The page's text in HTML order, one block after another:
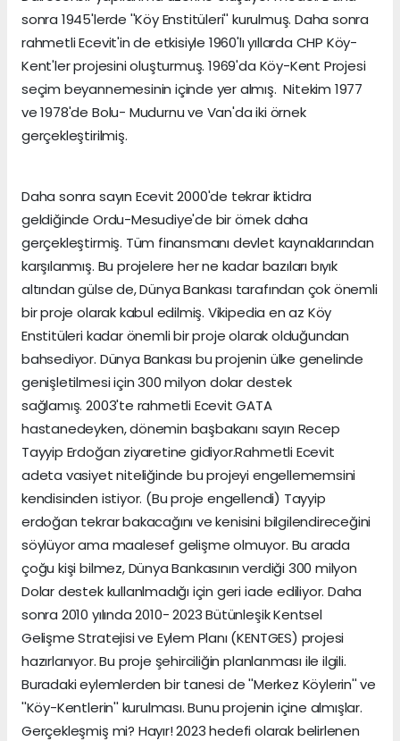
sonra 1945'lerde ''Köy Enstitüleri'' kurulmuş. Daha sonra
rahmetli Ecevit'in de etkisiyle 1960'lı yıllarda CHP Köy-
Kent'ler projesini oluşturmuş. 1969'da Köy-Kent Projesi
seçim beyannemesinin içinde yer almış. Nitekim 1977
ve 1978'de Bolu- Mudurnu ve Van'da iki örnek
gerçekleştirilmiş.
Daha sonra sayın Ecevit 2000'de tekrar iktidra
geldiğinde Ordu-Mesudiye'de bir örnek daha
gerçekleştirmiş. Tüm finansmanı devlet kaynaklarından
karşılanmış. Bu projelere her ne kadar bazıları bıyık
altından gülse de, Dünya Bankası tarafından çok önemli
bir proje olarak kabul edilmiş. Vikipedia en az Köy
Enstitüleri kadar önemli bir proje olarak olduğundan
bahsediyor. Dünya Bankası bu projenin ülke genelinde
genişletilmesi için 300 milyon dolar destek
sağlamış. 2003'te rahmetli Ecevit GATA
hastanedeyken, dönemin başbakanı sayın Recep
Tayyip Erdoğan ziyaretine gidiyor.Rahmetli Ecevit
adeta vasiyet niteliğinde bu projeyi engellememsini
kendisinden istiyor. (Bu proje engellendi) Tayyip
erdoğan tekrar bakacağını ve kenisini bilgilendireceğini
söylüyor ama maalesef gelişme olmuyor. Bu arada
çoğu kişi bilmez, Dünya Bankasının verdiği 300 milyon
Dolar destek kullanlmadığı için geri iade ediliyor. Daha
sonra 2010 yılında 2010- 2023 Bütünleşik Kentsel
Gelişme Stratejisi ve Eylem Planı (KENTGES) projesi
hazırlanıyor. Bu proje şehirciliğin planlanması ile ilgili.
Buradaki eylemlerden bir tanesi de ''Merkez Köylerin'' ve
''Köy-Kentlerin'' kurulması. Bunu projenin içine almışlar.
Gerçekleşmiş mi? Hayır! 2023 hedefi olarak belirlenen